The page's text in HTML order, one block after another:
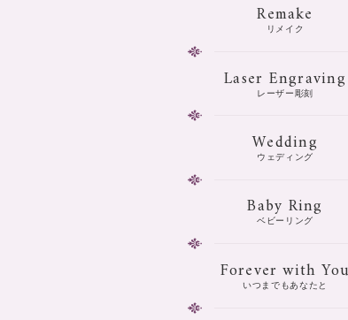
Remake
リメイク
Laser Engraving
レーザー彫刻
Wedding
ウェディング
Baby Ring
ベビーリング
Forever with You
いつまでもあなたと